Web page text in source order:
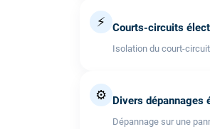
⚡ Courts-circuits
Isolation du court-
⚙️ Divers dépannages
Dépannage sur une